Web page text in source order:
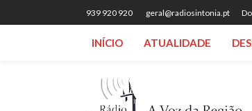
939 920 920 geral@radiosintonia.pt
INÍCIO ATUALIDADE